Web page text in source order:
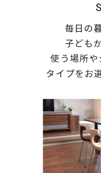
毎日の
子ども
使う場所や
タイプをお